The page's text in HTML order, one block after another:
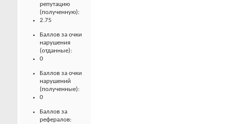
репутацию
(полученную):
2.75
Баллов за очки
нарушения
(отданные):
0
Баллов за очки
нарушений
(полученные):
0
Баллов за
рефералов: